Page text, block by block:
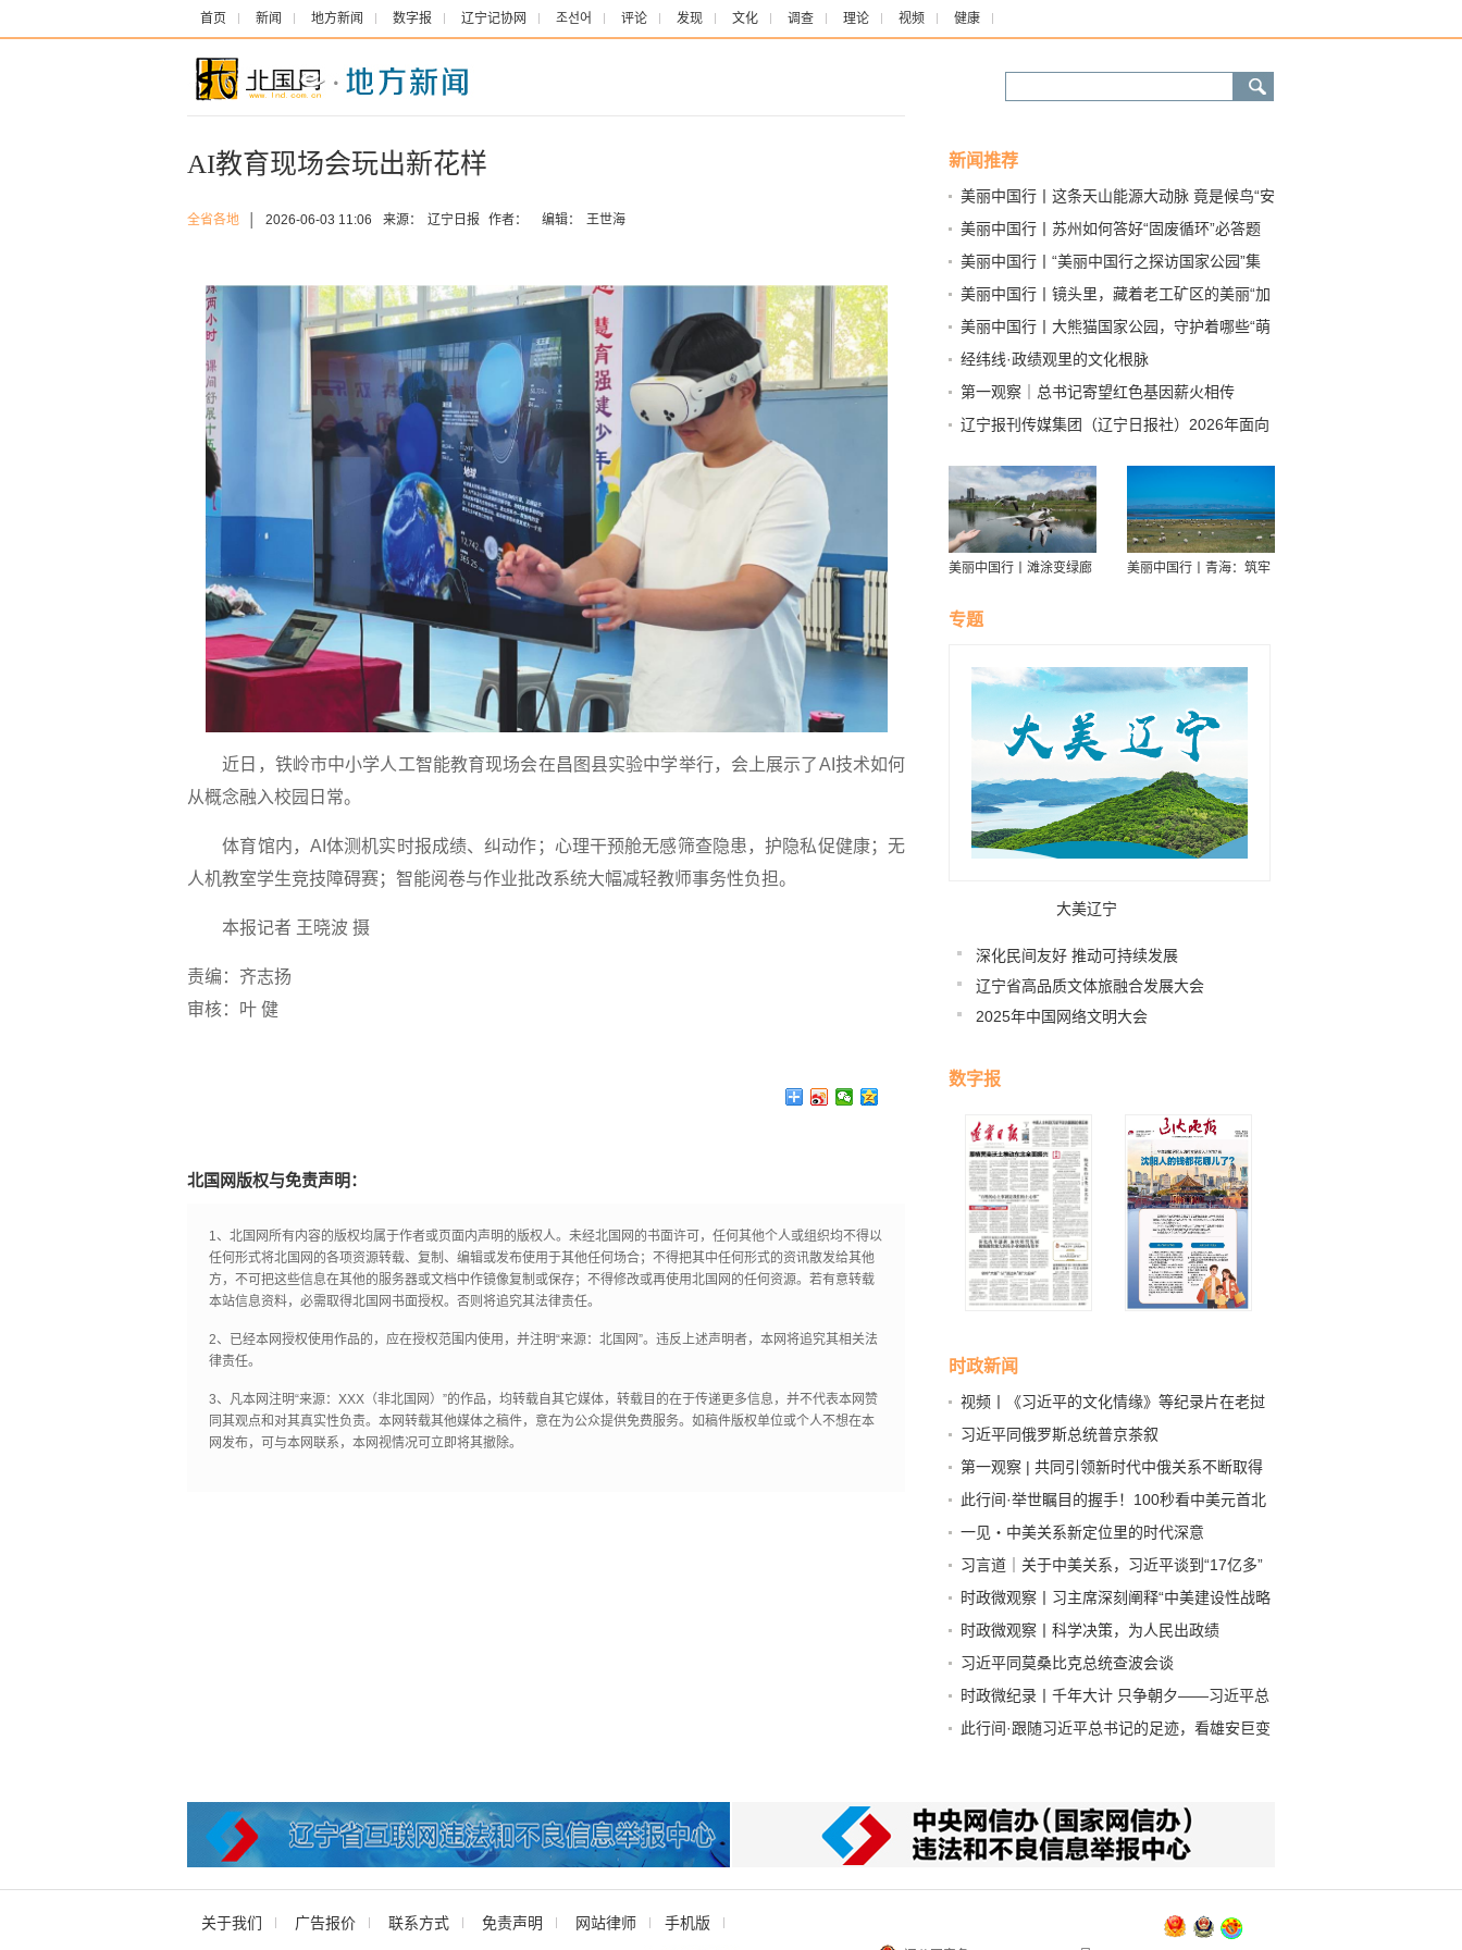
首页 新闻 地方新闻 数字报 辽宁记协网 조선어 评论 发现 文化 调查 理论 视频 健康
AI教育现场会玩出新花样
全省各地 2026-06-03 11:06 来源： 辽宁日报 作者： 编辑： 王世海
近日，铁岭市中小学人工智能教育现场会在昌图县实验中学举行，会上展示了AI技术如何
从概念融入校园日常。
体育馆内，AI体测机实时报成绩、纠动作；心理干预舱无感筛查隐患，护隐私促健康；无
人机教室学生竞技障碍赛；智能阅卷与作业批改系统大幅减轻教师事务性负担。
本报记者 王晓波 摄
责编：齐志扬
审核：叶 健
北国网版权与免责声明：
1、北国网所有内容的版权均属于作者或页面内声明的版权人。未经北国网的书面许可，任何其他个人或组织均不得以
任何形式将北国网的各项资源转载、复制、编辑或发布使用于其他任何场合；不得把其中任何形式的资讯散发给其他
方，不可把这些信息在其他的服务器或文档中作镜像复制或保存；不得修改或再使用北国网的任何资源。若有意转载
本站信息资料，必需取得北国网书面授权。否则将追究其法律责任。
2、已经本网授权使用作品的，应在授权范围内使用，并注明“来源：北国网”。违反上述声明者，本网将追究其相关法
律责任。
3、凡本网注明“来源：XXX（非北国网）”的作品，均转载自其它媒体，转载目的在于传递更多信息，并不代表本网赞
同其观点和对其真实性负责。本网转载其他媒体之稿件，意在为公众提供免费服务。如稿件版权单位或个人不想在本
网发布，可与本网联系，本网视情况可立即将其撤除。
新闻推荐
美丽中国行丨这条天山能源大动脉 竟是候鸟“安
全通道”
美丽中国行丨苏州如何答好“固废循环”必答题
美丽中国行丨“美丽中国行之探访国家公园”集
中采访启动
美丽中国行丨镜头里，藏着老工矿区的美丽“加
减法”
美丽中国行丨大熊猫国家公园，守护着哪些“萌
物”？
经纬线·政绩观里的文化根脉
第一观察｜总书记寄望红色基因薪火相传
辽宁报刊传媒集团（辽宁日报社）2026年面向
美丽中国行丨滩涂变绿廊
生态走廊
美丽中国行丨青海：筑牢
专题
大美辽宁
深化民间友好 推动可持续发展
辽宁省高品质文体旅融合发展大会
2025年中国网络文明大会
数字报
时政新闻
视频丨《习近平的文化情缘》等纪录片在老挝
启播
习近平同俄罗斯总统普京茶叙
第一观察 | 共同引领新时代中俄关系不断取得
新成果
此行间·举世瞩目的握手！100秒看中美元首北
京会晤
一见・中美关系新定位里的时代深意
习言道｜关于中美关系，习近平谈到“17亿多”
和“80多亿”
时政微观察丨习主席深刻阐释“中美建设性战略
稳定关系”的核心要义
时政微观察丨科学决策，为人民出政绩
习近平同莫桑比克总统查波会谈
时政微纪录丨千年大计 只争朝夕——习近平总
书记赴河北雄安新区考察纪实
此行间·跟随习近平总书记的足迹，看雄安巨变
关于我们 广告报价 联系方式 免责声明 网站律师 手机版